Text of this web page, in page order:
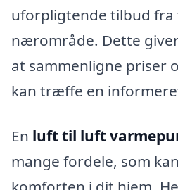
uforpligtende tilbud fra
nærområde. Dette
at sammenligne priser
kan træffe en
En luft til luft
mange fordele, som